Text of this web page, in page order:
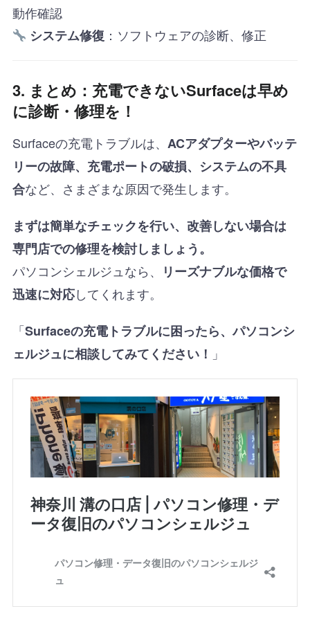
動作確認
システム修復 ：ソフトウェアの診断、修正
3. まとめ：充電できないSurfaceは早め
に診断・修理を！
Surfaceの充電トラブルは、 ACアダプターやバッテ
リーの故障、充電ポートの破損、システムの不具
合など、さまざまな原因で発生します。
まずは簡単なチェックを行い、改善しない場合は
専門店での修理を検討しましょう。
パソコンシェルジュなら、
リーズナブルな価格で
迅速に対応してくれます。
「Surfaceの充電トラブルに困ったら、パソコンシ
ェルジュに相談してみてください！ 」